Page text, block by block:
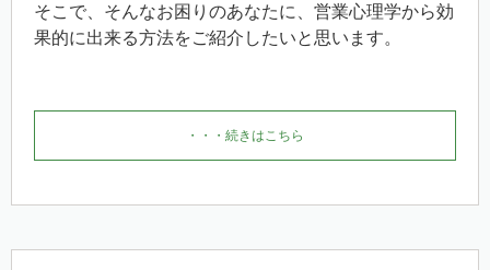
そこで、そんなお困りのあなたに、営業心理学から効
果的に出来る方法をご紹介したいと思います。
・・・続きはこちら